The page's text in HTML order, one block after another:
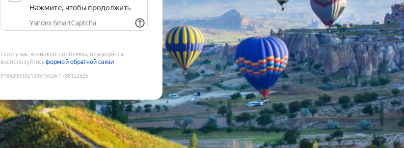
Нажмите, чтобы продолжить
Yandex SmartCaptcha
Если у вас возникли проблемы, пожалуйста,
воспользуйтесьформой обратной связи
9184209332123515024:1786122825